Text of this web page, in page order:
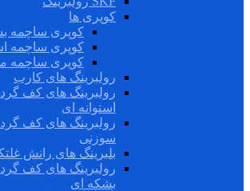
کوپری ها
کوپری ساچمه
کوپری ساچمه
کوپری ساچمه
رولبرینگ های کارب
رولبرینگ های کف
استوانه ای
رولبرینگ های کف
سوزنی
بلبرینگ های رانش
رولبرینگ های کف
بشکه ای